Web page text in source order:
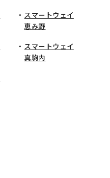
スマートウェイ
恵み野
スマートウェイ
真駒内